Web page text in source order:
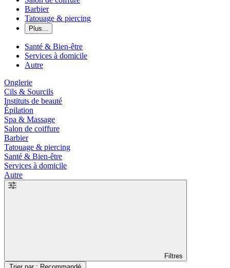
Barbier
Tatouage & piercing
Plus...
Santé & Bien-être
Services à domicile
Autre
Onglerie
Cils & Sourcils
Instituts de beauté
Épilation
Spa & Massage
Salon de coiffure
Barbier
Tatouage & piercing
Santé & Bien-être
Services à domicile
Autre
Filtres